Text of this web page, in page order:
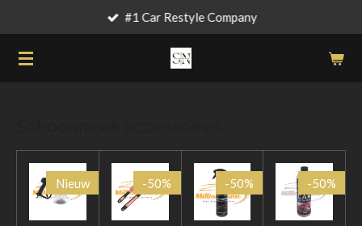
naar
#1 Car Restyle Company
Nieuw -50% -50% -50%